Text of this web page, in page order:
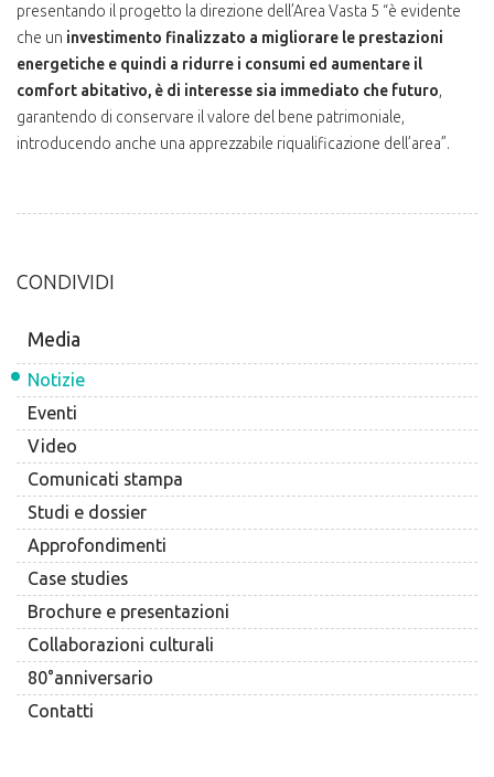
Media
Notizie
Eventi
Video
Comunicati stampa
Studi e dossier
Approfondimenti
Case studies
Brochure e presentazioni
Collaborazioni culturali
80°anniversario
Contatti
presentando il progetto la direzione dell’Area Vasta 5 “è evidente
che un investimento finalizzato a migliorare le prestazioni
energetiche e quindi a ridurre i consumi ed aumentare il
comfort abitativo, è di interesse sia immediato che futuro,
garantendo di conservare il valore del bene patrimoniale,
introducendo anche una apprezzabile riqualificazione dell’area”.
CONDIVIDI